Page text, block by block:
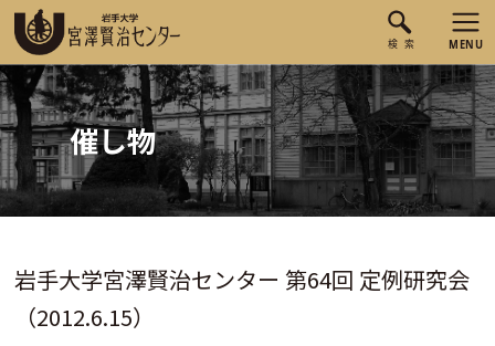
催し物
岩手大学宮澤賢治センター 第64回 定例研究会
（2012.6.15）